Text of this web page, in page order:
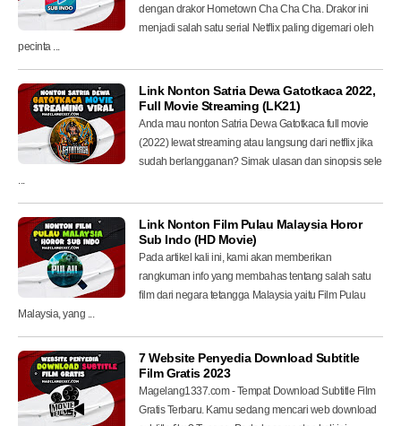
dengan drakor Hometown Cha Cha Cha. Drakor ini
menjadi salah satu serial Netflix paling digemari oleh
pecinta ...
Link Nonton Satria Dewa Gatotkaca 2022,
Full Movie Streaming (LK21)
Anda mau nonton Satria Dewa Gatotkaca full movie
(2022) lewat streaming atau langsung dari netflix jika
sudah berlangganan? Simak ulasan dan sinopsis sele
Link Nonton Film Pulau Malaysia Horor
Sub Indo (HD Movie)
Pada artikel kali ini, kami akan memberikan
rangkuman info yang membahas tentang salah satu
film dari negara tetangga Malaysia yaitu Film Pulau
Malaysia, yang ...
7 Website Penyedia Download Subtitle
Film Gratis 2023
Magelang1337.com - Tempat Download Subtitle Film
Gratis Terbaru. Kamu sedang mencari web download